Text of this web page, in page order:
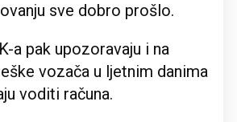
sve dobro prošlo.
a pak upozoravaju i na
vozača u ljetnim danima
voditi računa.